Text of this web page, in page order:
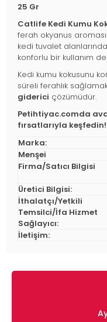
25 Gr
Catlife Kedi Kumu
ferah okyanus
kedi tuvalet
konforlu bir kullanım
Kedi kumu kokusunu
süreli ferahlık
giderici çözümüdür.
Petihtiyac.comda
fırsatlarıyla keşfedin!
Marka:
Menşei
Firma/Satıcı Bilgisi
Üretici Bilgisi:
İthalatçı/Yetkili
Temsilci/İfa Hizmet
Sağlayıcı:
İletişim: